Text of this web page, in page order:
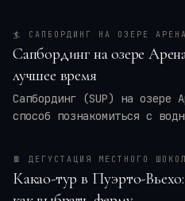
новичков или только для
тура, требования к
месяцы и актуальные цены
получите практические
безопасности, чтобы ваше
🏄 САПБОРДИНГ НА ОЗЕРЕ
Сапбординг на озере
лучшее время
Сапбординг (SUP) на озере
способ познакомиться с
атмосферу. В этой статье я
туры и аренда досок, когда
🍫 ДЕГУСТАЦИЯ МЕСТНОГО
Какао-тур в Пуэрто-